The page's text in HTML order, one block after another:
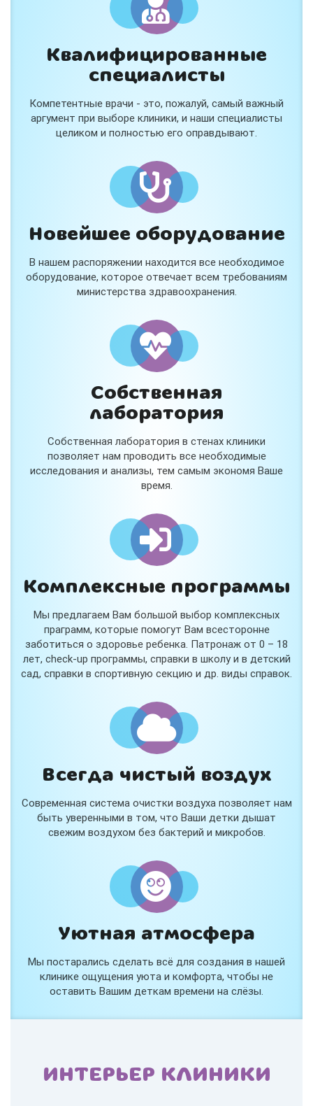
Квалифицированные
специалисты
Компетентные врачи - это, пожалуй, самый важный
аргумент при выборе клиники, и наши специалисты
целиком и полностью его оправдывают.
Новейшее оборудование
В нашем распоряжении находится все необходимое
оборудование, которое отвечает всем требованиям
министерства здравоохранения.
Собственная
лаборатория
Собственная лаборатория в стенах клиники
позволяет нам проводить все необходимые
исследования и анализы, тем самым экономя Ваше
время.
Комплексные программы
Мы предлагаем Вам большой выбор комплексных
праграмм, которые помогут Вам всесторонне
заботиться о здоровье ребенка. Патронаж от 0 – 18
лет, check-up программы, справки в школу и в детский
сад, справки в спортивную секцию и др. виды справок.
Всегда чистый воздух
Современная система очистки воздуха позволяет нам
быть уверенными в том, что Ваши детки дышат
свежим воздухом без бактерий и микробов.
Уютная атмосфера
Мы постарались сделать всё для создания в нашей
клинике ощущения уюта и комфорта, чтобы не
оставить Вашим деткам времени на слёзы.
ИНТЕРЬЕР КЛИНИКИ
Консультация ортопеда +
тейпирование за 1 приём
Вас или вашего ребёнка беспокоят:
- боли в спине, шее, коленях или ногах?
- дискомфорт после спорта и нагрузок?
В «Медлэнд» принимает известный ортопед-
травматолог Шехмаметьев Али Зарефуллович
В прием входит:
✔️ Осмотр и консультация врача
✔️ Рекомендации по вашей ситуации
✔️Тейпирование
спортсменам и беременным женщинам.
Специальная цена — 3000 ₽.
и расскажем подробнее!
Нет, спасибо
Я согласен на обработкуперсональных данных
Работает наСтримвуд